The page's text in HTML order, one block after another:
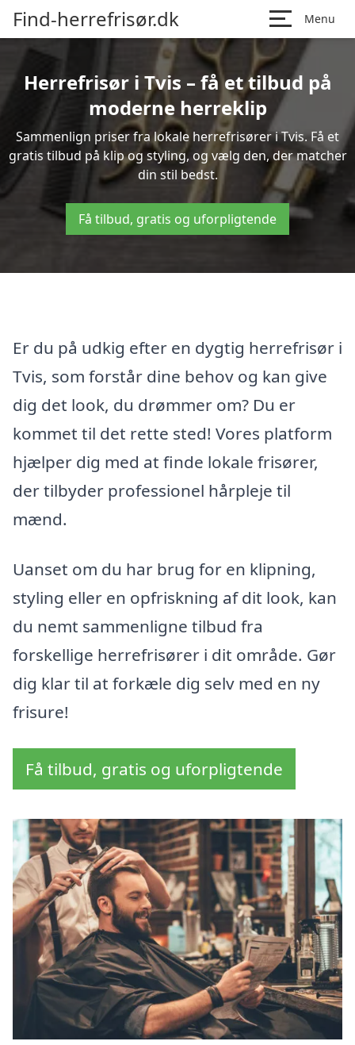
Find-herrefrisør.dk Menu
Herrefrisør i Tvis – få et tilbud på
moderne herreklip
Sammenlign priser fra lokale herrefrisører i Tvis. Få et
gratis tilbud på klip og styling, og vælg den, der matcher
din stil bedst.
Få tilbud, gratis og uforpligtende
Er du på udkig efter en dygtig herrefrisør i
Tvis, som forstår dine behov og kan give
dig det look, du drømmer om? Du er
kommet til det rette sted! Vores platform
hjælper dig med at finde lokale frisører,
der tilbyder professionel hårpleje til
mænd.
Uanset om du har brug for en klipning,
styling eller en opfriskning af dit look, kan
du nemt sammenligne tilbud fra
forskellige herrefrisører i dit område. Gør
dig klar til at forkæle dig selv med en ny
frisure!
Få tilbud, gratis og uforpligtende